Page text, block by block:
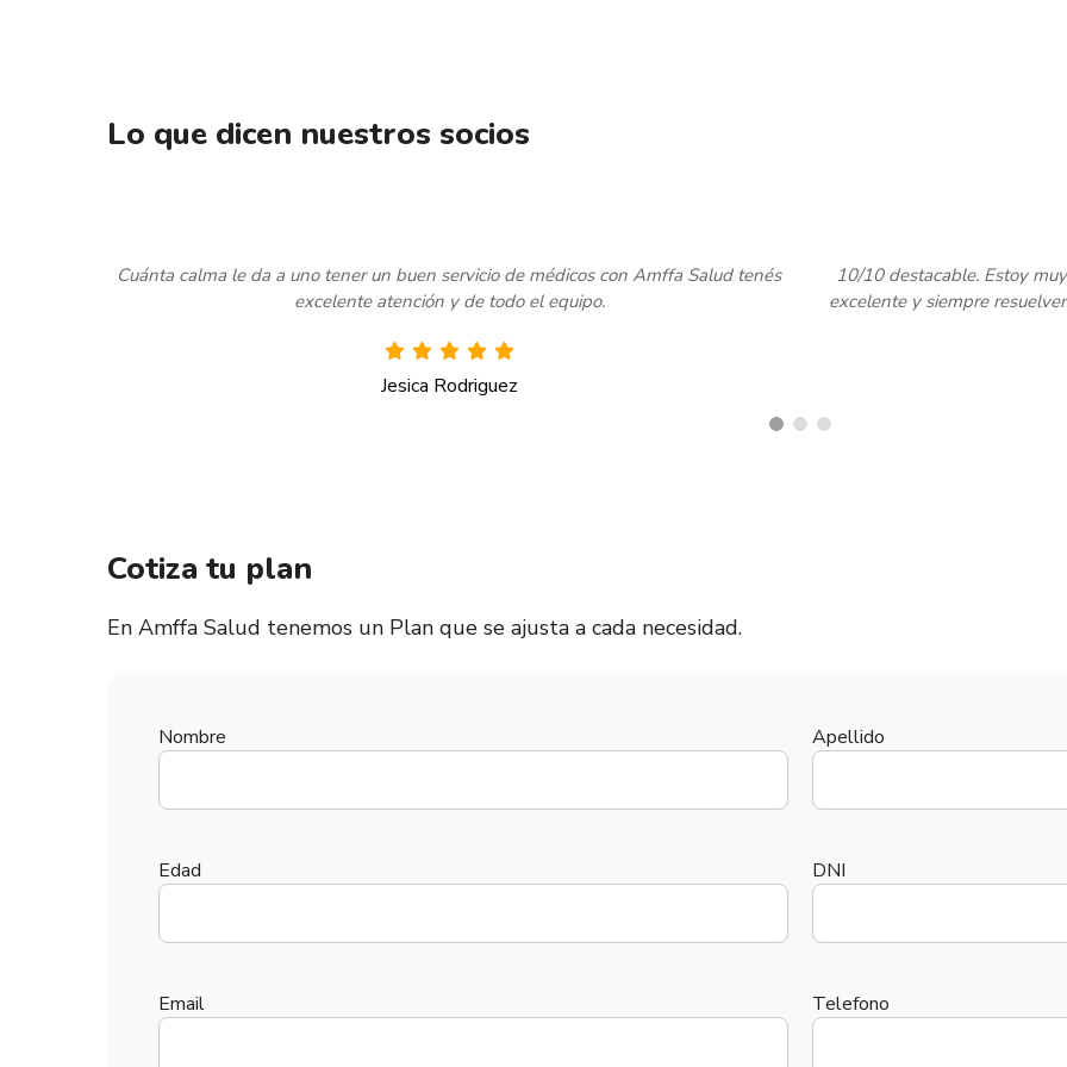
Lo que dicen nuestros socios
10/10 destacable. Estoy muy contenta con AMFFA Salud. Tienen una cobertura
excelente y siempre resuelven todo de manera rápida. [...] Un servicio de primera.
Lezama AA
Super recomendable!
interes y preocupación en
Cotiza tu plan
En Amffa Salud tenemos un Plan que se ajusta a cada necesidad.
Nombre Apellido
Edad DNI
Email Telefono